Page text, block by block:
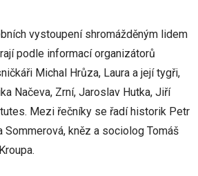
vystoupení shromážděným lidem
podle informací organizátorů
Michal Hrůza, Laura a její tygři,
Načeva, Zrní, Jaroslav Hutka, Jiří
Mezi řečníky se řadí historik Petr
Sommerová, kněz a sociolog Tomáš